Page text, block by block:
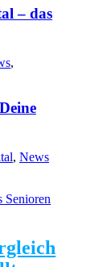
– das
,
, News